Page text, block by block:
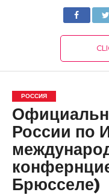
РОССИЯ
России по
Брюсселе)